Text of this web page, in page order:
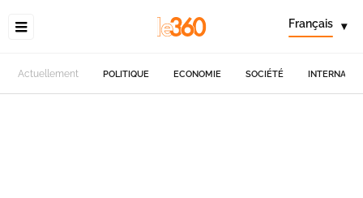
Français ▾
Actuellement POLITIQUE ECONOMIE SOCIÉTÉ